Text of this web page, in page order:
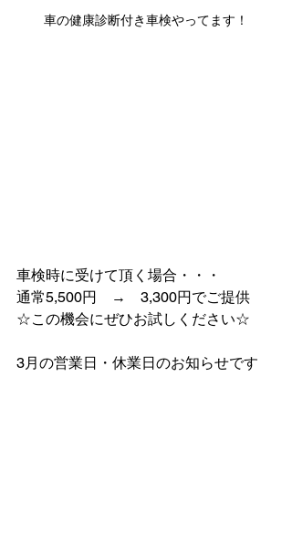
車の健康診断付き車検やってます！
車検時に受けて頂く場合・・・
通常5,500円　→　3,300円でご提供
☆この機会にぜひお試しください☆
3月の営業日・休業日のお知らせです